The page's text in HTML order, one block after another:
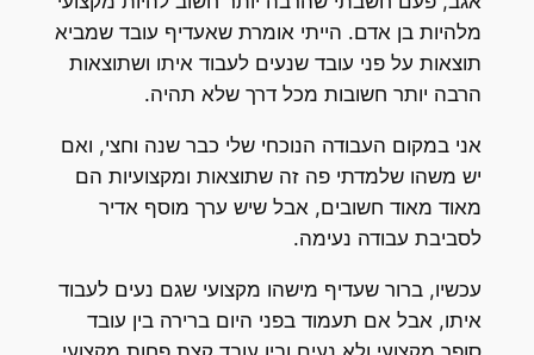
מלהיות בן אדם. הייתי אומרת שאעדיף עובד שמביא
תוצאות על פני עובד שנעים לעבוד איתו ושתוצאות
הרבה יותר חשובות מכל דרך שלא תהיה.
אני במקום העבודה הנוכחי שלי כבר שנה וחצי, ואם
יש משהו שלמדתי פה זה שתוצאות ומקצועיות הם
מאוד מאוד חשובים, אבל שיש ערך מוסף אדיר
לסביבת עבודה נעימה.
עכשיו, ברור שעדיף מישהו מקצועי שגם נעים לעבוד
איתו, אבל אם תעמוד בפני היום ברירה בין עובד